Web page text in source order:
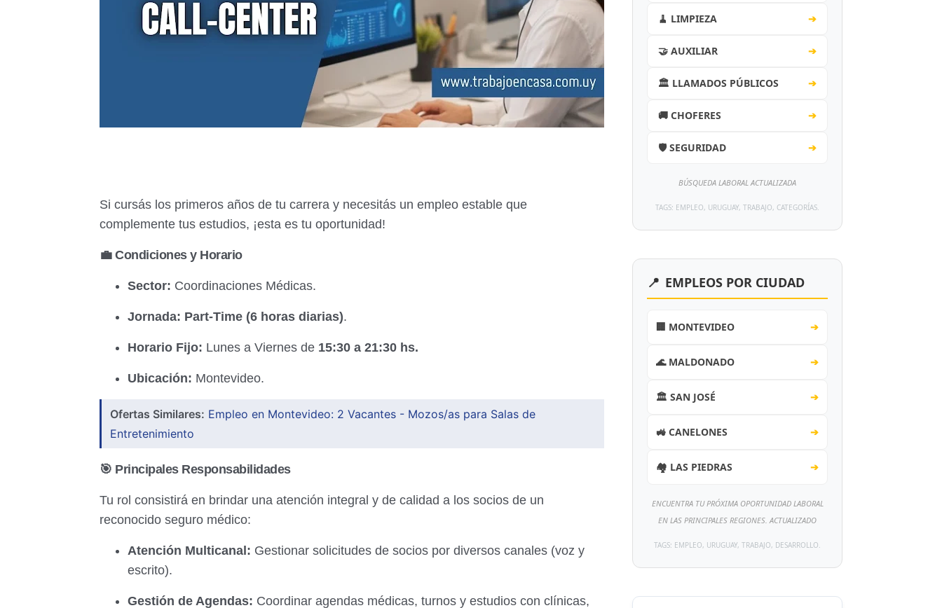
Si cursás los primeros años de tu carrera y necesitás un empleo estable que
complemente tus estudios, ¡esta es tu oportunidad!
💼 Condiciones y Horario
Sector: Coordinaciones Médicas.
Jornada: Part-Time (6 horas diarias).
Horario Fijo: Lunes a Viernes de 15:30 a 21:30 hs.
Ubicación: Montevideo.
Ofertas Similares: Empleo en Montevideo: 2 Vacantes - Mozos/as para Salas de
Entretenimiento
🎯 Principales Responsabilidades
Tu rol consistirá en brindar una atención integral y de calidad a los socios de un
reconocido seguro médico:
Atención Multicanal: Gestionar solicitudes de socios por diversos canales (voz y
escrito).
Gestión de Agendas: Coordinar agendas médicas, turnos y estudios con clínicas,
🧹 LIMPIEZA ➔
🤝 AUXILIAR ➔
🏛️ LLAMADOS PÚBLICOS ➔
🚚 CHOFERES ➔
🛡️ SEGURIDAD ➔
BÚSQUEDA LABORAL ACTUALIZADA
TAGS: EMPLEO, URUGUAY, TRABAJO, CATEGORÍAS.
📍 EMPLEOS POR CIUDAD
🏢 MONTEVIDEO ➔
🌊 MALDONADO ➔
🏛️ SAN JOSÉ ➔
🚜 CANELONES ➔
🏘️ LAS PIEDRAS ➔
ENCUENTRA TU PRÓXIMA OPORTUNIDAD LABORAL
EN LAS PRINCIPALES REGIONES. ACTUALIZADO
TAGS: EMPLEO, URUGUAY, TRABAJO, DESARROLLO.